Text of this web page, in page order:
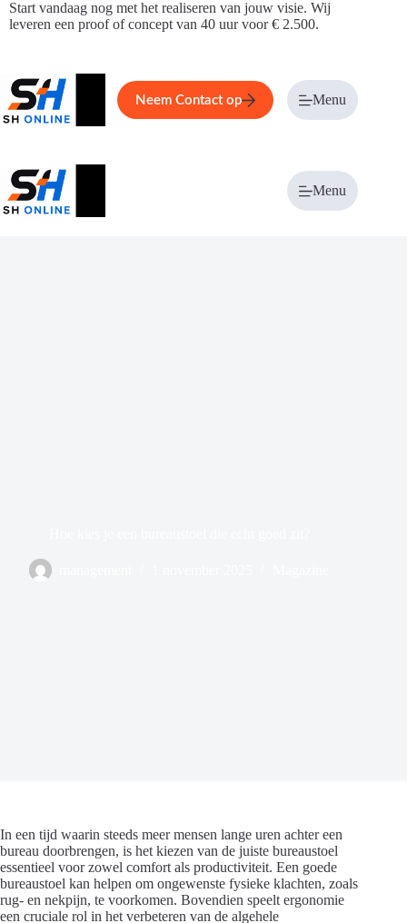
Ga
naar
Start vandaag nog met het realiseren van jouw visie. Wij
leveren een proof of concept van 40 uur voor € 2.500.
Home Service Over ons
Neem Contact op Menu
Menu
In een tijd waarin steeds meer mensen lange uren achter een
bureau doorbrengen, is het kiezen van de juiste bureaustoel
essentieel voor zowel comfort als productiviteit. Een goede
bureaustoel kan helpen om ongewenste fysieke klachten, zoals
rug- en nekpijn, te voorkomen. Bovendien speelt ergonomie
een cruciale rol in het verbeteren van de algehele